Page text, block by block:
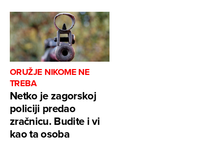
ORUŽJE NIKOME NE
TREBA
Netko je zagorskoj
policiji predao
zračnicu. Budite i vi
kao ta osoba